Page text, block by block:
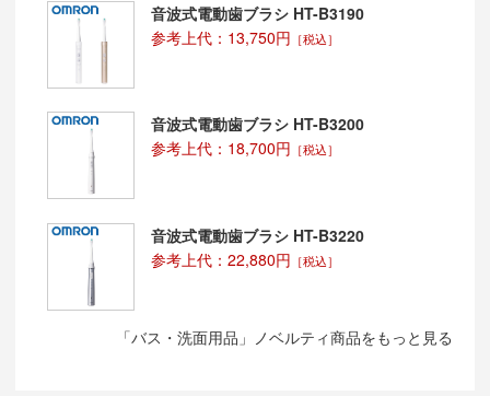
音波式電動歯ブラシ HT-B3190
参考上代：13,750円 ［税込］
音波式電動歯ブラシ HT-B3200
参考上代：18,700円 ［税込］
音波式電動歯ブラシ HT-B3220
参考上代：22,880円 ［税込］
「バス・洗面用品」ノベルティ商品をもっと見る